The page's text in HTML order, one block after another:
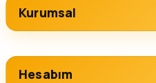
Kurumsal
Hesabım